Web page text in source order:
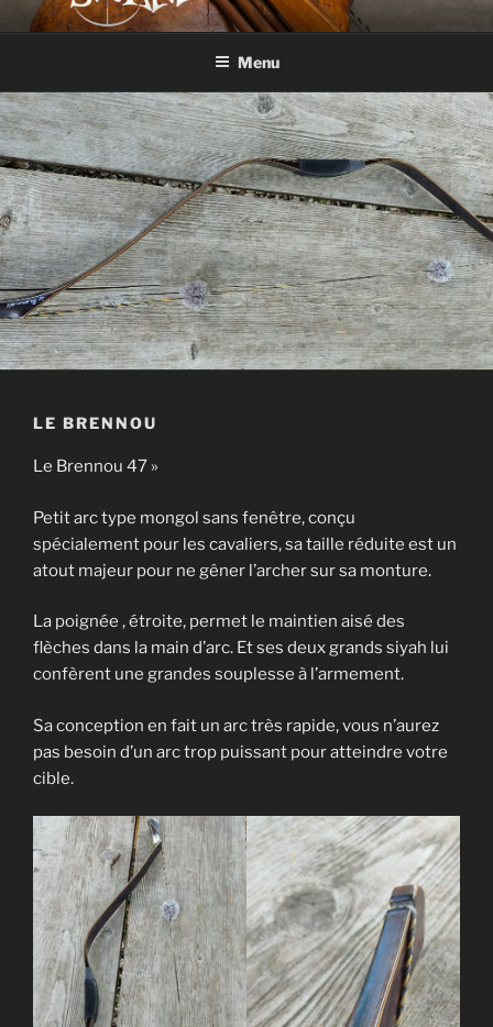
Aller
au
principal
SWAMARCHERIE
Facteur d'arcs
Menu
LE BRENNOU
Le Brennou 47 »
Petit arc type mongol sans fenêtre, conçu
spécialement pour les cavaliers, sa taille réduite est un
atout majeur pour ne gêner l’archer sur sa monture.
La poignée , étroite, permet le maintien aisé des
flèches dans la main d’arc. Et ses deux grands siyah lui
confèrent une grandes souplesse à l’armement.
Sa conception en fait un arc très rapide, vous n’aurez
pas besoin d’un arc trop puissant pour atteindre votre
cible.